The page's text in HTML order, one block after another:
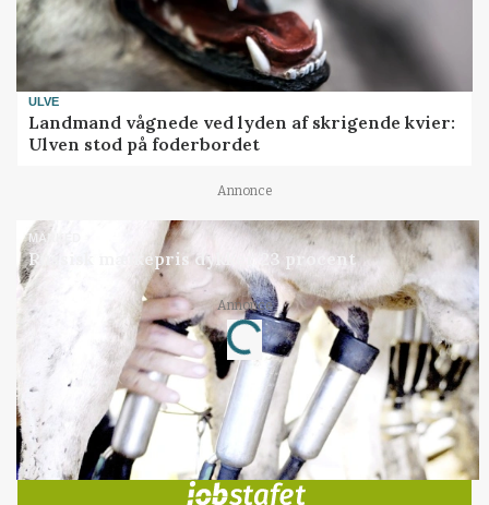
ULVE
Landmand vågnede ved lyden af skrigende kvier:
Ulven stod på foderbordet
Annonce
MARKED
Russisk mælkepris dykker 23 procent
Annonce
Loading...
Jobs
i samarbejde med